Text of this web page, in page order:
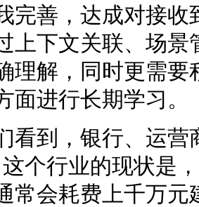
完善，达成对接
上下文关联、场
理解，同时更需
面进行长期学习。
看到，银行、运
个行业的现状是
常会耗费上千万